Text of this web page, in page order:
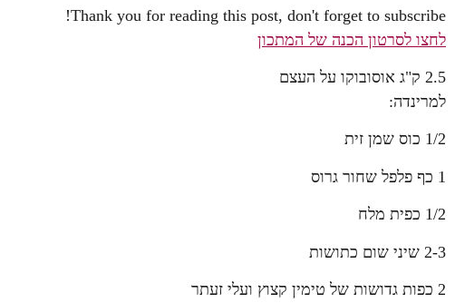
Thank you for reading this post, don't forget to subscribe!
לחצו לסרטון הכנה של המתכון
2.5 ק"ג אוסובוקו על העצם
למרינדה:
1/2 כוס שמן זית
1 כף פלפל שחור גרוס
1/2 כפית מלח
2-3 שיני שום כתושות
2 כפות גדושות של טימין קצוץ ועלי זעתר